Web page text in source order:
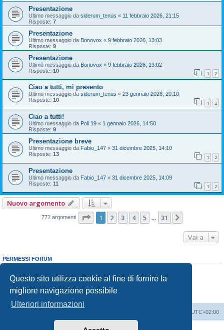
Questo sito utilizza cookie al fine di fornire la
migliore navigazione possibile
Ulteriori informazioni
Presentazione
Ultimo messaggio da siderum_tenus « 11 febbraio 2026, 21:15
Risposte: 7
Presentazione
Ultimo messaggio da Bonovox « 9 febbraio 2026, 13:03
Risposte: 9
Presentazione
Ultimo messaggio da Bonovox « 9 febbraio 2026, 13:02
Risposte: 10 1 2
Ciao a tutti, mi presento
Ultimo messaggio da siderum_tenus « 23 gennaio 2026, 20:10
Risposte: 10 1 2
Ciao a tutti!
Ultimo messaggio da Poli 19 « 1 gennaio 2026, 14:50
Risposte: 9
Presentazione breve
Ultimo messaggio da Fabio_147 « 31 dicembre 2025, 14:10
Risposte: 13 1 2
Presentazione
Ultimo messaggio da Fabio_147 « 31 dicembre 2025, 14:09
Risposte: 11 1 2
Nuovo argomento
772 argomenti Pagina di 31
1 2 3 4 5 31
Vai a
PERMESSI FORUM
Non puoi
rispondere negli argomenti
Non puoimodificare i tuoi messaggi
Non puoicancellare i tuoi messaggi
Non puoi
inviare allegati
UTC+02:00